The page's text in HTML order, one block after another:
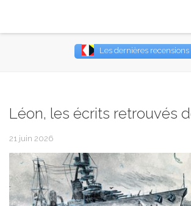
Les dernières recensions
Léon, les écrits retrouvés
21 juin 2026